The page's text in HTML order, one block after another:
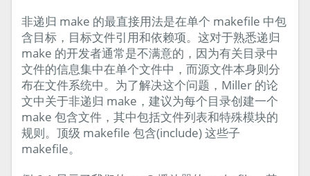
非递归 make 的最直接用法是在单个 makefile 中包
含目标，目标文件引用和依赖项。这对于熟悉递归
make 的开发者通常是不满意的，因为有关目录中
文件的信息集中在单个文件中，而源文件本身则分
布在文件系统中。为了解决这个问题，Miller 的论
文中关于非递归 make，建议为每个目录创建一个
make 包含文件，其中包括文件列表和特殊模块的
规则。顶级 makefile 包含(include) 这些子
makefile。